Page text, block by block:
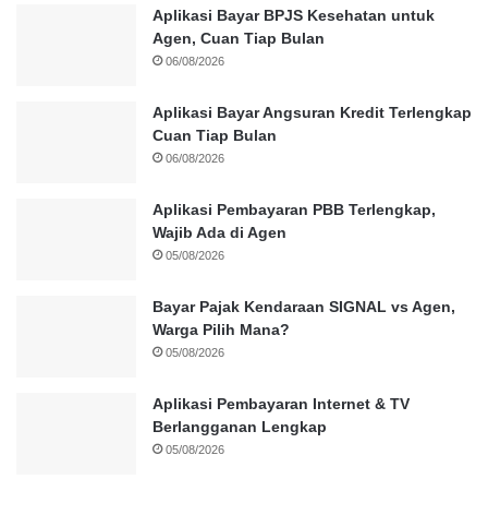
Aplikasi Bayar BPJS Kesehatan untuk
Agen, Cuan Tiap Bulan
06/08/2026
Aplikasi Bayar Angsuran Kredit Terlengkap
Cuan Tiap Bulan
06/08/2026
Aplikasi Pembayaran PBB Terlengkap,
Wajib Ada di Agen
05/08/2026
Bayar Pajak Kendaraan SIGNAL vs Agen,
Warga Pilih Mana?
05/08/2026
Aplikasi Pembayaran Internet & TV
Berlangganan Lengkap
05/08/2026